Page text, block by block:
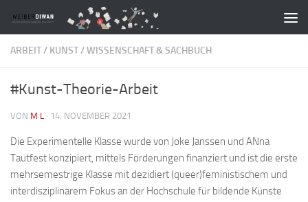
Zum Inhalt springen
ARBEIT/ KUNST/WISSENSCHAFT & SACHBUCH
#Kunst-Theorie-Arbeit
VON M L · 14. NOVEMBER 2021
Die Experimentelle Klasse wurde von Joke Janssen und ANna
Tautfest konzipiert, mittels Förderungen finanziert und ist die erste
mehrsemestrige Klasse mit dezidiert (queer)feministischem und
interdisziplinärem Fokus an der Hochschule für bildende Künste